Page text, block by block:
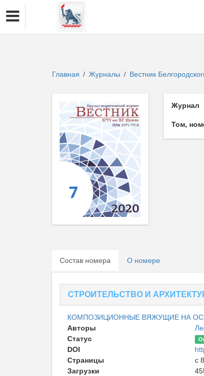
Главная / Журналы / Вестник
Журнал
Том,
Состав номера О номере
СТРОИТЕЛЬСТВО И
КОМПОЗИЦИОННЫЕ ВЯЖУЩИЕ НА
Авторы
Статус
DOI
Страницы
с
Загрузки